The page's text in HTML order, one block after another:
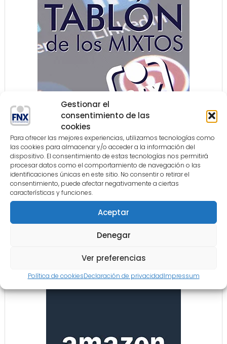
Gestionar el
consentimiento de las
cookies
Para ofrecer las mejores experiencias, utilizamos tecnologías como
las cookies para almacenar y/o acceder a la información del
dispositivo. El consentimiento de estas tecnologías nos permitirá
procesar datos como el comportamiento de navegación o las
identificaciones únicas en este sitio. No consentir o retirar el
consentimiento, puede afectar negativamente a ciertas
características y funciones.
Aceptar
Denegar
Ver preferencias
Política de cookiesDeclaración de privacidadImpressum
COLABORADORES